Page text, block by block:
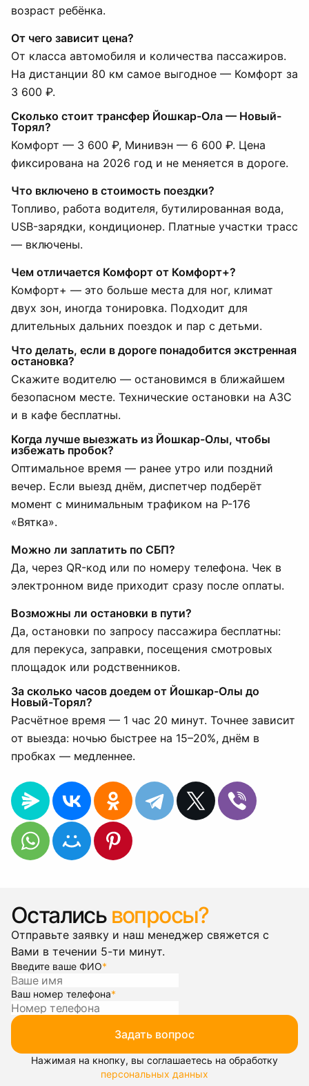
возраст ребёнка.
От чего зависит цена?
От класса автомобиля и количества пассажиров.
На дистанции 80 км самое выгодное — Комфорт за
3 600 ₽.
Сколько стоит трансфер Йошкар-Ола — Новый-
Торял?
Комфорт — 3 600 ₽, Минивэн — 6 600 ₽. Цена
фиксирована на 2026 год и не меняется в дороге.
Что включено в стоимость поездки?
Топливо, работа водителя, бутилированная вода,
USB-зарядки, кондиционер. Платные участки трасс
— включены.
Чем отличается Комфорт от Комфорт+?
Комфорт+ — это больше места для ног, климат
двух зон, иногда тонировка. Подходит для
длительных дальних поездок и пар с детьми.
Что делать, если в дороге понадобится экстренная
остановка?
Скажите водителю — остановимся в ближайшем
безопасном месте. Технические остановки на АЗС
и в кафе бесплатны.
Когда лучше выезжать из Йошкар-Олы, чтобы
избежать пробок?
Оптимальное время — ранее утро или поздний
вечер. Если выезд днём, диспетчер подберёт
момент с минимальным трафиком на Р-176
«Вятка».
Можно ли заплатить по СБП?
Да, через QR-код или по номеру телефона. Чек в
электронном виде приходит сразу после оплаты.
Возможны ли остановки в пути?
Да, остановки по запросу пассажира бесплатны:
для перекуса, заправки, посещения смотровых
площадок или родственников.
За сколько часов доедем от Йошкар-Олы до
Новый-Торял?
Расчётное время — 1 час 20 минут. Точнее зависит
от выезда: ночью быстрее на 15–20%, днём в
пробках — медленнее.
Остались вопросы?
Отправьте заявку и наш менеджер свяжется с
Вами в течении 5-ти минут.
Введите ваше ФИО*
Ваш номер телефона*
Задать вопрос
Нажимая на кнопку, вы соглашаетесь на обработку
персональных данных